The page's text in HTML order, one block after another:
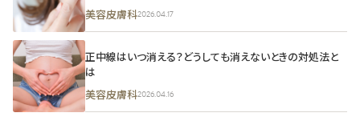
美容皮膚科2026.04.17
正中線はいつ消える？どうしても消えないときの対処法と
は
美容皮膚科2026.04.16